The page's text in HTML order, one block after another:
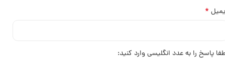
*
پاسخ را به عدد انگلیسی وارد کنید: